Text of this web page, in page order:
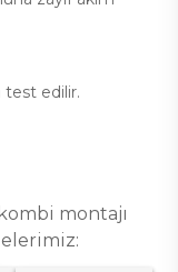
test edilir.
kombi montajı